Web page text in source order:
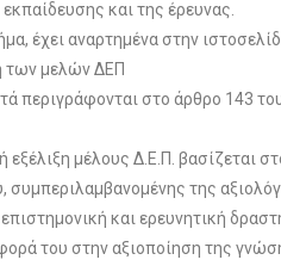
και της έρευνας.
έχει αναρτημένα στην
των μελών ΔΕΠ
περιγράφονται στο άρθρο 143
εξέλιξη μέλους Δ.Ε.Π. βασίζεται
συμπεριλαμβανομένης της
και ερευνητική
του στην αξιοποίηση της